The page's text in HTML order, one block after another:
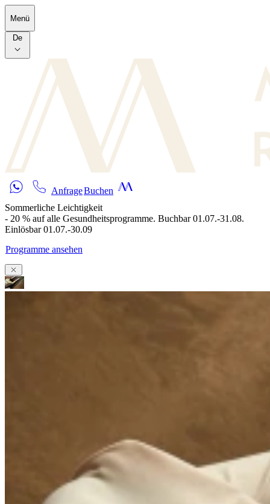
Skip to main content
Menü
De
AnfrageBuchen
Sommerliche Leichtigkeit
- 20 % auf alle Gesundheitsprogramme. Buchbar 01.07.-31.08.
Einlösbar 01.07.-30.09
Programme ansehen